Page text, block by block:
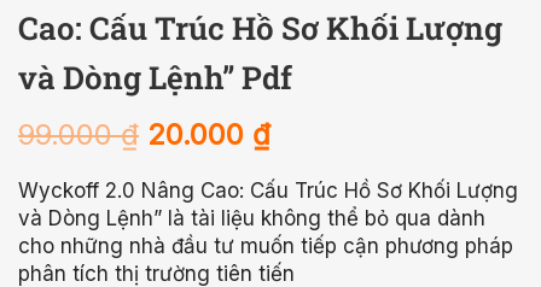
Cao: Cấu Trúc Hồ Sơ Khối Lượng
và Dòng Lệnh” Pdf
99.000₫ 20.000 ₫
Wyckoff 2.0 Nâng Cao: Cấu Trúc Hồ Sơ Khối Lượng
và Dòng Lệnh” là tài liệu không thể bỏ qua dành
cho những nhà đầu tư muốn tiếp cận phương pháp
phân tích thị trường tiên tiến